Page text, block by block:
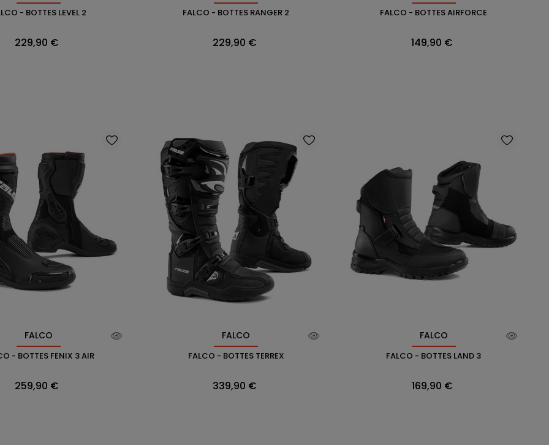
- BOTTES LEVEL 2
Prix
229,90 €
FALCO - BOTTES RANGER 2
Prix
229,90 €
FALCO - BOTTES AIRFORCE
Prix
149,90 €
FALCO
- BOTTES FENIX 3 AIR
Prix
259,90 €
FALCO
FALCO - BOTTES TERREX
Prix
339,90 €
FALCO
FALCO - BOTTES LAND 3
Prix
169,90 €